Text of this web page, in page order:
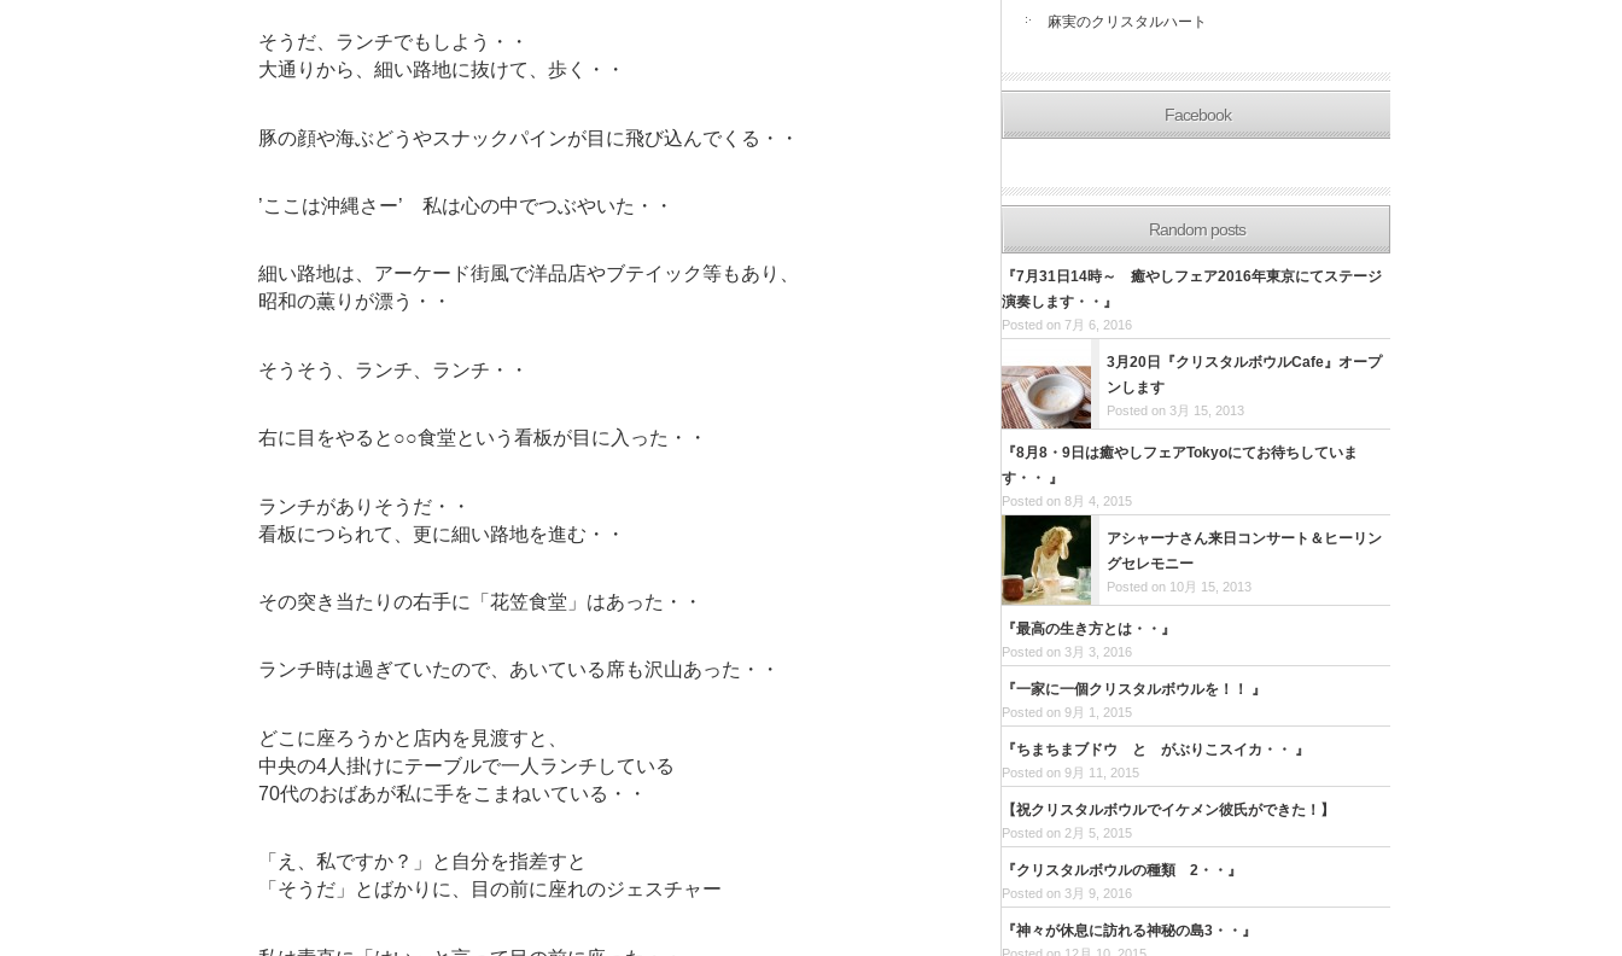
そうだ、ランチでもしよう・・
大通りから、細い路地に抜けて、歩く・・
豚の顔や海ぶどうやスナックパインが目に飛び込んでくる・・
’ここは沖縄さー’ 私は心の中でつぶやいた・・
細い路地は、アーケード街風で洋品店やブテイック等もあり、
昭和の薫りが漂う・・
そうそう、ランチ、ランチ・・
右に目をやると○○食堂という看板が目に入った・・
ランチがありそうだ・・
看板につられて、更に細い路地を進む・・
その突き当たりの右手に「花笠食堂」はあった・・
ランチ時は過ぎていたので、あいている席も沢山あった・・
どこに座ろうかと店内を見渡すと、
中央の4人掛けにテーブルで一人ランチしている
70代のおばあが私に手をこまねいている・・
「え、私ですか？」と自分を指差すと
「そうだ」とばかりに、目の前に座れのジェスチャー
麻実のクリスタルハート
Facebook
Random posts
『7月31日14時～ 癒やしフェア2016年東京にてステージ
演奏します・・』
Posted on 7月 6, 2016
3月20日『クリスタルボウルCafe』オープ
ンします
Posted on 3月 15, 2013
『8月8・9日は癒やしフェアTokyoにてお待ちしていま
す・・ 』
Posted on 8月 4, 2015
アシャーナさん来日コンサート＆ヒーリン
グセレモニー
Posted on 10月 15, 2013
『最高の生き方とは・・』
Posted on 3月 3, 2016
『一家に一個クリスタルボウルを！！ 』
Posted on 9月 1, 2015
『ちまちまブドウ と がぶりこスイカ・・ 』
Posted on 9月 11, 2015
【祝クリスタルボウルでイケメン彼氏ができた！】
Posted on 2月 5, 2015
『クリスタルボウルの種類 2・・』
Posted on 3月 9, 2016
『神々が休息に訪れる神秘の島3・・』